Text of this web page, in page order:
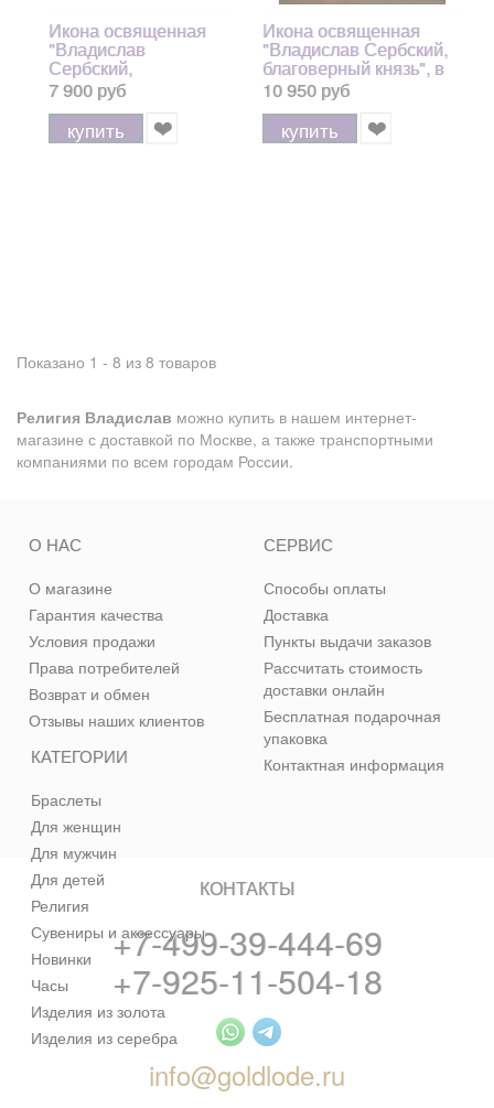
Икона освященная
"Владислав
Сербский,
благоверный князь",
18x24 см, со стразами
7 900 руб
купить
Икона освященная
"Владислав Сербский,
благоверный князь", в
киоте 24x30 см
10 950 руб
купить
Показано 1 - 8 из 8 товаров
Религия Владислав можно купить в нашем интернет-
магазине с доставкой по Москве, а также транспортными
компаниями по всем городам России.
КАТЕГОРИИ
Браслеты
Для женщин
Для мужчин
Для детей
Религия
Сувениры и аксессуары
Новинки
Часы
Изделия из золота
Изделия из серебра
О НАС
О магазине
Гарантия качества
Условия продажи
Права потребителей
Возврат и обмен
Отзывы наших клиентов
СЕРВИС
Способы оплаты
Доставка
Пункты выдачи заказов
Рассчитать стоимость
доставки онлайн
Бесплатная подарочная
упаковка
Контактная информация
КОНТАКТЫ
+7-499-39-444-69
+7-925-11-504-18
info@goldlode.ru